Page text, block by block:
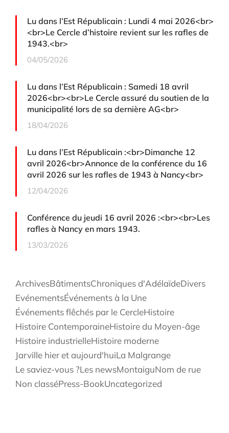
Lu dans l’Est Républicain : Lundi 4 mai 2026<br>
<br>Le Cercle d’histoire revient sur les rafles de
1943.<br>
04/05/2026
Lu dans l’Est Républicain : Samedi 18 avril
2026<br><br>Le Cercle assuré du soutien de la
municipalité lors de sa dernière AG<br>
18/04/2026
Lu dans l’Est Républicain :<br>Dimanche 12
avril 2026<br>Annonce de la conférence du 16
avril 2026 sur les rafles de 1943 à Nancy<br>
12/04/2026
Conférence du jeudi 16 avril 2026 :<br><br>Les
rafles à Nancy en mars 1943.
13/03/2026
ArchivesBâtimentsChroniques d'AdélaïdeDivers
EvénementsÉvénements à la Une
Événements flêchés par le CercleHistoire
Histoire ContemporaineHistoire du Moyen-âge
Histoire industrielleHistoire moderne
Jarville hier et aujourd'huiLa Malgrange
Le saviez-vous ?Les newsMontaiguNom de rue
Non classéPress-BookUncategorized